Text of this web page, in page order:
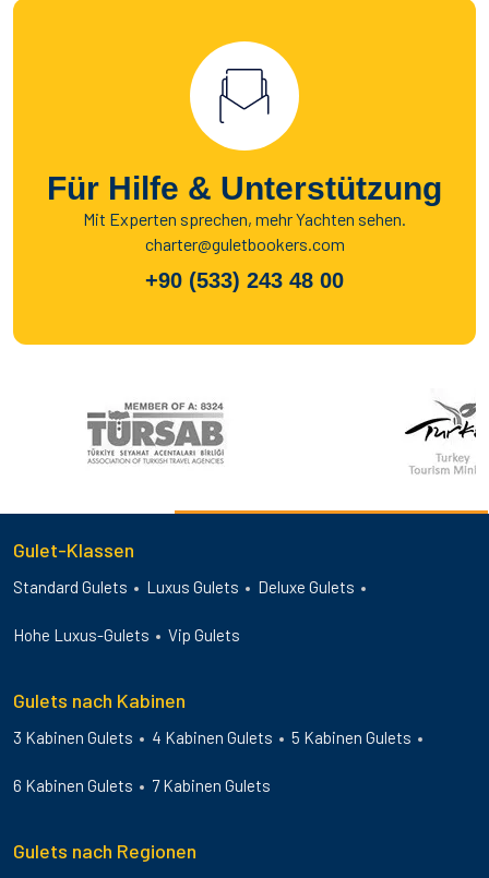
Für Hilfe & Unterstützung
Mit Experten sprechen, mehr Yachten sehen.
charter@guletbookers.com
+90 (533) 243 48 00
Gulet-Klassen
Standard Gulets Luxus Gulets Deluxe Gulets
Hohe Luxus-Gulets Vip Gulets
Gulets nach Kabinen
3 Kabinen Gulets 4 Kabinen Gulets 5 Kabinen Gulets
6 Kabinen Gulets 7 Kabinen Gulets
Gulets nach Regionen